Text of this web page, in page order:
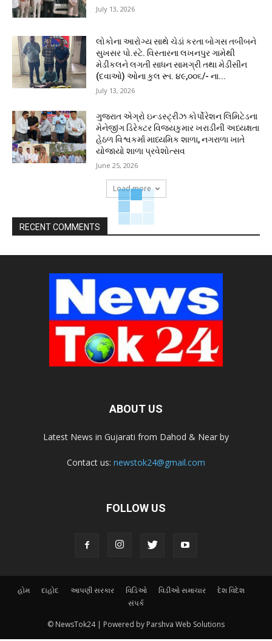
July 13, 2026
લોકોના આરોગ્ય સાથે ચેડાં કરતા બોગસ તબીબને
સુખસર પો.સ્ટે. વિસ્તારના લખનપુર ગામેથી
મેડીકલને લગતી સાધન સામગ્રી તથા મેડીસીન
(દવાઓ) ઓના કુલ રૂા. ૪૯,૦૦૬/- ના...
July 13, 2026
ગુજરાત એગ્રો ઇન્ડસ્ટ્રીઝ કોર્પોરેશન લિમિટેડના
મેનેજીંગ ડિરેક્ટર વિજયકુમાર ખરાડીની અધ્યક્ષતા
હેઠળ વિશ્વકર્મા માધ્યમિક શાળા, નગરાળા ખાતે
યોજાયો શાળા પ્રવેશોત્સવ
June 25, 2026
Load more
RECENT COMMENTS
ABOUT US
Latest News in Gujarati from Dahod & Near by
Contact us: newstok24@gmail.com
FOLLOW US
હોમ દાહોદ આપણી સરકાર વિડિઓ વિડીઓ સમાચાર
દેશ વિદેશ
સંપર્ક
© NewsTok24 | Powered by Parshva Web Solutions